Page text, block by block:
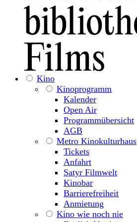
Kino
Kinoprogramm
Kalender
Open Air
Programmübersicht
AGB
Metro Kinokulturhaus
Tickets
Anfahrt
Satyr Filmwelt
Kinobar
Barrierefreiheit
Anmietung
Kino wie noch nie